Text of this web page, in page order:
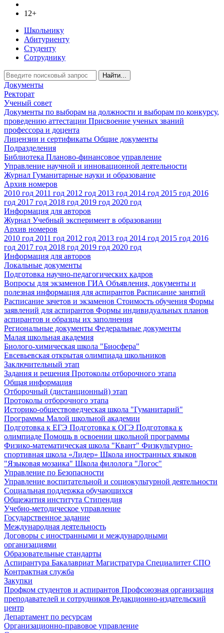
12+
Школьнику
Абитуриенту
Студенту
Сотруднику
Найти...
Документы
Ректорат
Ученый совет
Документы по выборам на должности и выборам по конкурсу,
проведению аттестации Присвоение ученых званий
профессора и доцента
Лицензии и сертификаты Общие документы
Подразделения
Библиотека Планово-финансовое управление
Управление научной и инновационной деятельности
Журнал Гуманитарные науки и образование
Архив номеров
2010 год 2011 год 2012 год 2013 год 2014 год 2015 год 2016
год 2017 год 2018 год 2019 год 2020 год
Информация для авторов
Журнал Учебный эксперимент в образовании
Архив номеров
2010 год 2011 год 2012 год 2013 год 2014 год 2015 год 2016
год 2017 год 2018 год 2019 год 2020 год
Информация для авторов
Локальные документы
Подготовка научно-педагогических кадров
Вопросы для экзаменов ГИА Объявления, документы и
полезная информация для аспирантов Расписание занятий
Расписание зачетов и экзаменов Стоимость обучения Формы
заявлений для аспирантов Формы индивидуальных планов
аспирантов и образцы их заполнения
Региональные документы Федеральные документы
Малая школьная академия
Биолого-химическая школа "Биосфера"
Евсевьевская открытая олимпиада школьников
Заключительный этап
Задания и решения Протоколы отборочного этапа
Общая информация
Отборочный (дистанционный) этап
Протоколы отборочного этапа
Историко-обществоведческая школа "Гуманитарий"
Программы Малой школьной академии
Подготовка к ЕГЭ Подготовка к ОГЭ Подготовка к
олимпиаде Помощь в освоении школьной программы
Физико-математическая школа "Квант" Физкультурно-
спортивная школа «Лидер» Школа иностранных языков
"Языковая мозаика" Школа филолога "Логос"
Управление по Безопасности
Управление воспитательной и социокультурной деятельности
Социальная поддержка обучающихся
Общежития института Стипендия
Учебно-методическое управление
Государственное задание
Международная деятельность
Договоры с иностранными и международными
организациями
Образовательные стандарты
Аспирантура Бакалавриат Магистратура Специалитет СПО
Контрактная служба
Закупки
Профком студентов и аспирантов Профсоюзная организация
преподавателей и сотрудников Редакционно-издательский
центр
Департамент по ресурсам
Организационно-правовое управление